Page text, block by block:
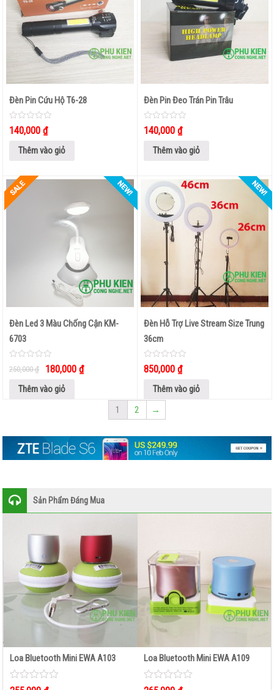
Đèn Pin Cứu Hộ T6-28
0
out
140,000₫
Thêm vào giỏ
Đèn Pin Đeo Trán Pin Trâu
0
out
140,000 ₫
Thêm vào giỏ
Đèn Led 3 Màu Chống Cận KM-
6703
0
out
250,000₫ 180,000₫
Thêm vào giỏ
Đèn Hỗ Trợ Live Stream Size Trung
36cm
0
out
850,000 ₫
Thêm vào giỏ
1
2 →
Sản Phẩm Đáng Mua
Loa Bluetooth Mini EWA A103
0
Loa Bluetooth Mini EWA A109
0